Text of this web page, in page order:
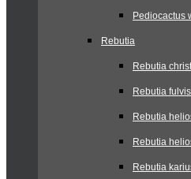
Pediocactus
Rebutia
Rebutia
Rebutia
Rebutia
Rebutia
Rebutia